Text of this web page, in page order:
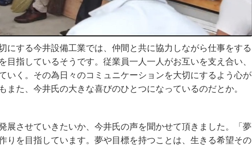
にする今井設備工業では、仲間と共に協力しながら仕事をする
指しているそうです。従業員一人一人がお互いを支え合い、
いく。その為日々のコミュニケーションを大切にするよう心が
また、今井氏の大きな喜びのひとつになっているのだとか。
展させていきたいか、今井氏の声を聞かせて頂きました。「夢
りを目指しています。夢や目標を持つことは、生きる希望その